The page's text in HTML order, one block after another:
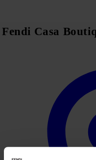
Fendi Casa